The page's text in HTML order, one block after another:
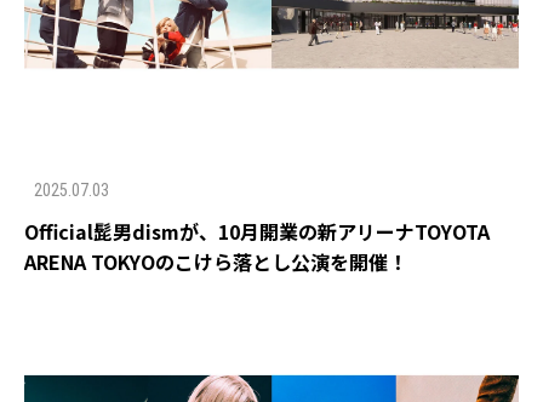
2025.07.03
Official髭男dismが、10月開業の新アリーナTOYOTA
ARENA TOKYOのこけら落とし公演を開催！